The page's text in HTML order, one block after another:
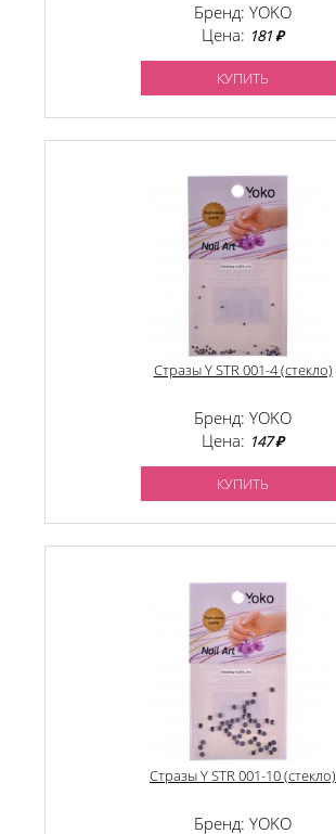
Бренд: YOKO
Цена: 181 ₽
КУПИТЬ
Стразы Y STR 001-4 (стекло)
Бренд: YOKO
Цена: 147 ₽
КУПИТЬ
Стразы Y STR 001-10 (стекло)
Бренд: YOKO